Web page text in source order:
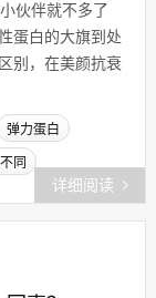
伙伴就不多了
蛋白的大旗到处
别，在美颜抗衰
弹力蛋白
同
详细阅读